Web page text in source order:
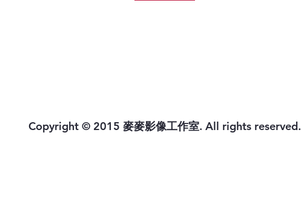
Copyright © 2015 麥麥影像工作室. All rights reserved.​